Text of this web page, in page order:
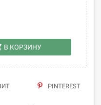
В КОРЗИНУ
PINTEREST